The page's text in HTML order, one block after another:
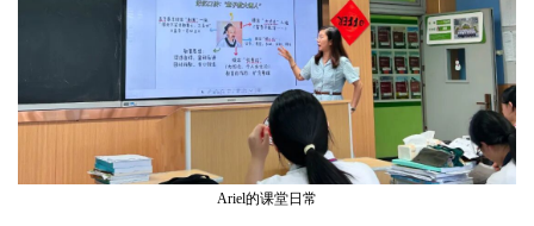
Ariel的课堂日常